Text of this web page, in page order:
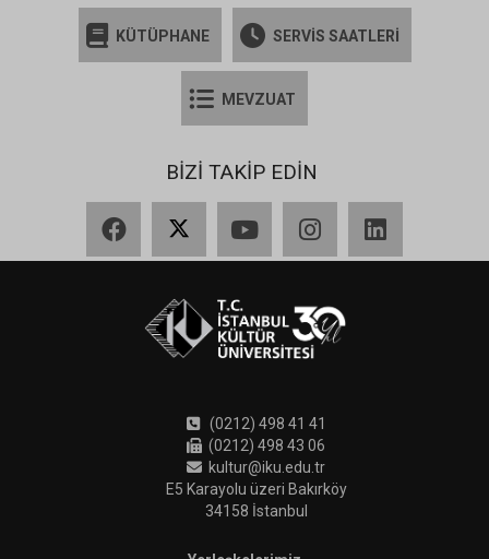
KÜTÜPHANE SERVİS SAATLERİ
MEVZUAT
BİZİ TAKİP EDİN
(0212) 498 41 41
(0212) 498 43 06
kultur@iku.edu.tr
E5 Karayolu üzeri Bakırköy
34158 İstanbul